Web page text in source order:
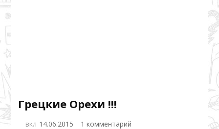
Грецкие Орехи !!!
вкл 14.06.2015 1 комментарий